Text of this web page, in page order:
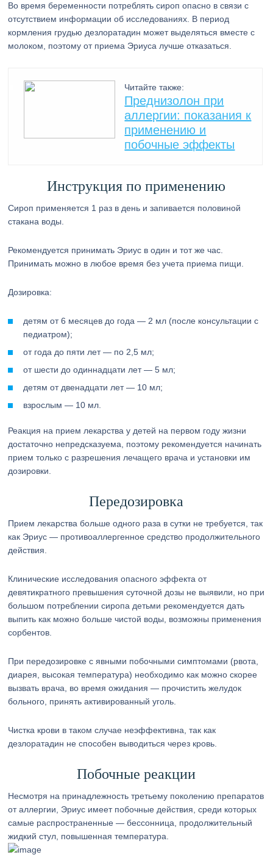
Во время беременности потреблять сироп опасно в связи с
отсутствием информации об исследованиях. В период
кормления грудью дезлоратадин может выделяться вместе с
молоком, поэтому от приема Эриуса лучше отказаться.
Читайте также:
Преднизолон при
аллергии: показания к
применению и
побочные эффекты
Инструкция по применению
Сироп применяется 1 раз в день и запивается половиной
стакана воды.
Рекомендуется принимать Эриус в один и тот же час.
Принимать можно в любое время без учета приема пищи.
Дозировка:
детям от 6 месяцев до года — 2 мл (после консультации с
педиатром);
от года до пяти лет — по 2,5 мл;
от шести до одиннадцати лет — 5 мл;
детям от двенадцати лет — 10 мл;
взрослым — 10 мл.
Реакция на прием лекарства у детей на первом году жизни
достаточно непредсказуема, поэтому рекомендуется начинать
прием только с разрешения лечащего врача и установки им
дозировки.
Передозировка
Прием лекарства больше одного раза в сутки не требуется, так
как Эриус — противоаллергенное средство продолжительного
действия.
Клинические исследования опасного эффекта от
девятикратного превышения суточной дозы не выявили, но при
большом потреблении сиропа детьми рекомендуется дать
выпить как можно больше чистой воды, возможны применения
сорбентов.
При передозировке с явными побочными симптомами (рвота,
диарея, высокая температура) необходимо как можно скорее
вызвать врача, во время ожидания — прочистить желудок
больного, принять активированный уголь.
Чистка крови в таком случае неэффективна, так как
дезлоратадин не способен выводиться через кровь.
Побочные реакции
Несмотря на принадлежность третьему поколению препаратов
от аллергии, Эриус имеет побочные действия, среди которых
самые распространенные — бессонница, продолжительный
жидкий стул, повышенная температура.